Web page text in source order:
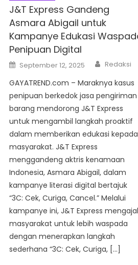
J&T Express Gandeng
Asmara Abigail untuk
Kampanye Edukasi
Penipuan Digital
Posted
on
September 12, 2025 Author
Redaksi
GAYATREND.com – Maraknya kasus
penipuan berkedok jasa pengiriman
barang mendorong J&T Express
untuk mengambil langkah proaktif
dalam memberikan edukasi kepada
masyarakat. J&T Express
menggandeng aktris kenamaan
Indonesia, Asmara Abigail, dalam
kampanye literasi digital bertajuk
“3C: Cek, Curiga, Cancel.” Melalui
kampanye ini, J&T Express
masyarakat untuk lebih waspada
dengan menerapkan langkah
sederhana “3C: Cek, Curiga, […]